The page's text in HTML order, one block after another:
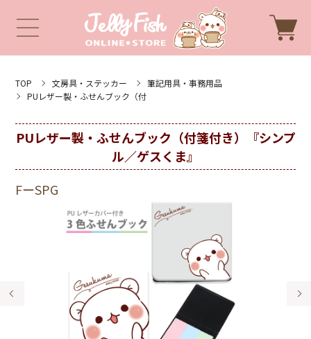
TOP 文房具・ステッカー
筆記用具・事務用品
PUレザー製・ふせんブック（付
PUレザー製・ふせんブック（付箋付き）『シンプ
ル／ゲスくま』
FーSPG